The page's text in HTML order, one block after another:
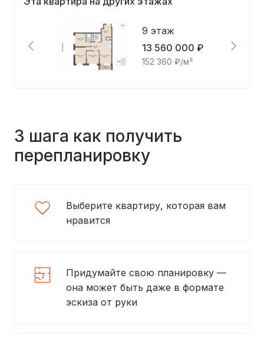
9 этаж
13 560 000 ₽
152 360 ₽/м²
3 шага как получить
перепланировку
Выберите квартиру, которая вам
нравится
Придумайте свою планировку —
она может быть даже в формате
эскиза от руки